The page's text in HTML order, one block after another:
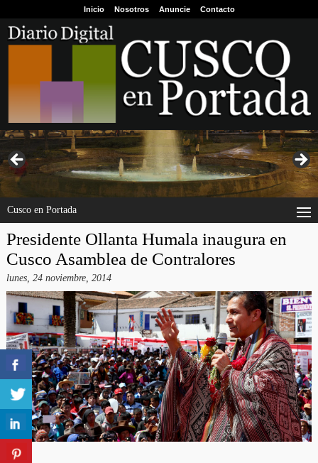
Inicio Nosotros Anuncie Contacto
Cusco en Portada
Presidente Ollanta Humala inaugura en
Cusco Asamblea de Contralores
lunes, 24 noviembre, 2014